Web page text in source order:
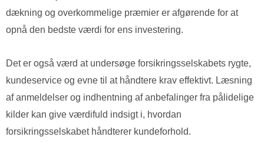
dækning og overkommelige præmier er afgørende for at
opnå den bedste værdi for ens investering.
Det er også værd at undersøge forsikringsselskabets rygte,
kundeservice og evne til at håndtere krav effektivt. Læsning
af anmeldelser og indhentning af anbefalinger fra pålidelige
kilder kan give værdifuld indsigt i, hvordan
forsikringsselskabet håndterer kundeforhold.